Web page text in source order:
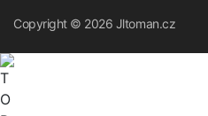
Copyright © 2026 Jltoman.cz